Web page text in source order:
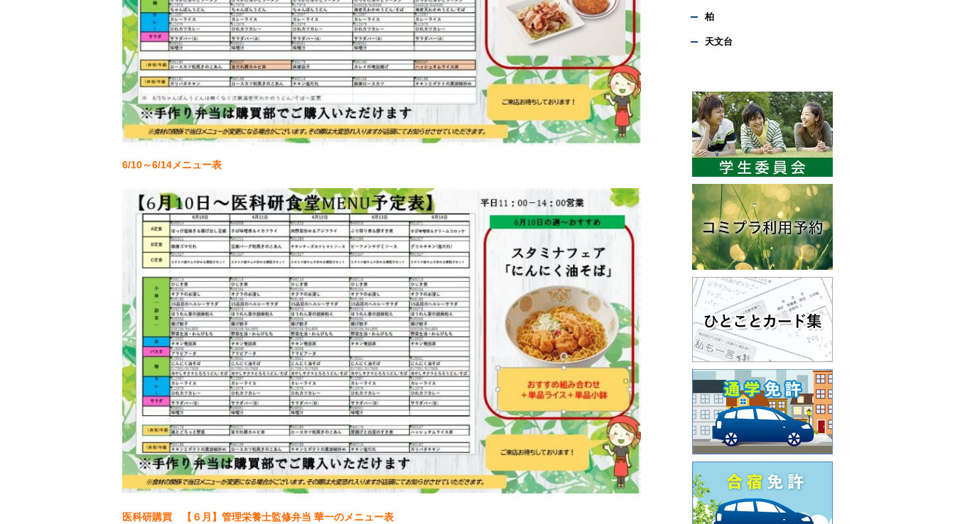
6/10～6/14メニュー表
医科研購買 【６月】管理栄養士監修弁当 華一のメニュー表
柏
天文台